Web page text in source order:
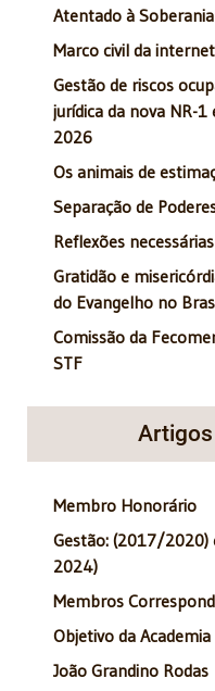
Atentado à
Marco civil da
Gestão de riscos
jurídica da nova NR-1
2026
Os animais de
Separação de
Reflexões
Gratidão e
do Evangelho no
Comissão da
STF
Membro Honorário
Gestão: (2017/2020)
2024)
Membros
Objetivo da
João Grandino Rodas